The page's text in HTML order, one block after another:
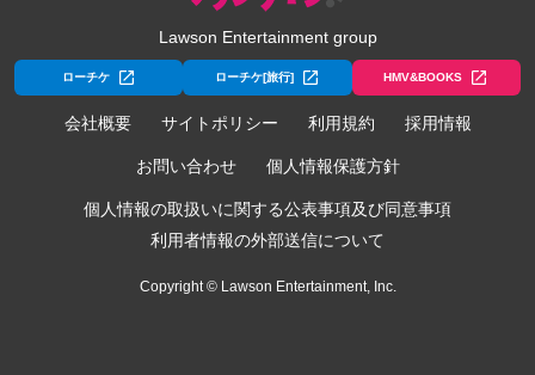
Lawson Entertainment group
ローチケ ローチケ[旅行] HMV&BOOKS
会社概要 サイトポリシー 利用規約 採用情報
お問い合わせ 個人情報保護方針
個人情報の取扱いに関する公表事項及び同意事項
利用者情報の外部送信について
Copyright © Lawson Entertainment, Inc.